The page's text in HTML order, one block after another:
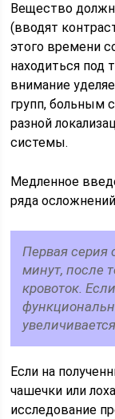
Вещество
(вводят
этого времени
находиться
внимание
групп, больным
разной
системы.
Медленное
ряда
Первая серия
минут, после
кровоток.
Если на
чашечки или
исследование